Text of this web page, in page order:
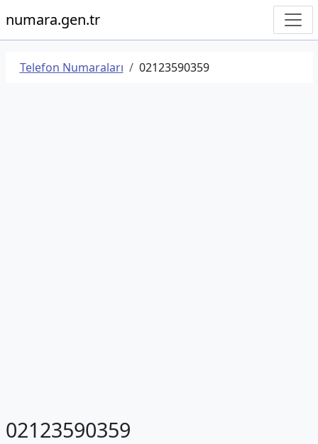
numara.gen.tr
Telefon Numaraları 02123590359
02123590359